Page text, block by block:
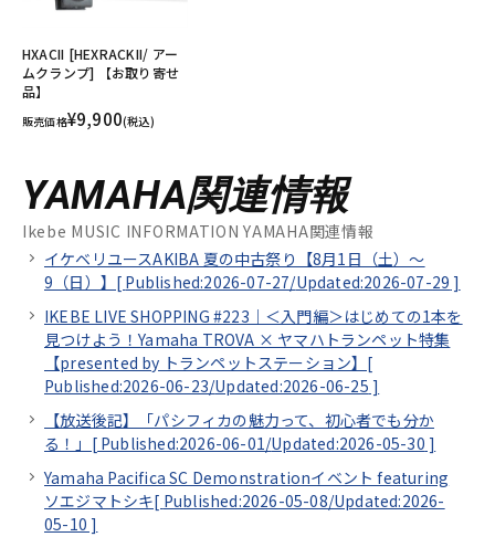
HXACII [HEXRACKII/ アー
ムクランプ] 【お取り寄せ
品】
販売価格¥9,900(税込)
YAMAHA関連情報
Ikebe MUSIC INFORMATION YAMAHA関連情報
イケベリユースAKIBA 夏の中古祭り【8月1日（土）～
9（日）】[ Published:2026-07-27/Updated:2026-07-29 ]
IKEBE LIVE SHOPPING #223｜＜入門編＞はじめての1本を
見つけよう！Yamaha TROVA × ヤマハトランペット特集
【presented by トランペットステーション】[
Published:2026-06-23/Updated:2026-06-25 ]
【放送後記】「パシフィカの魅力って、初心者でも分か
る！」[ Published:2026-06-01/Updated:2026-05-30 ]
Yamaha Pacifica SC Demonstrationイベント featuring
ソエジマトシキ[ Published:2026-05-08/Updated:2026-
05-10 ]